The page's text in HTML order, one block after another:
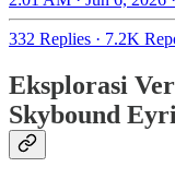
332 Replies · 7.2K
Eksplorasi
Skybound